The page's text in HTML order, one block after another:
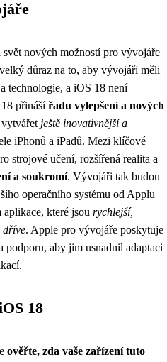
nových možností pro vývojáře
důraz na to, aby vývojáři měli
technologie, a iOS 18 není
přinášířadu vylepšení a nových
ještě inovativnější a
iPhonů a iPadů. Mezi klíčové
strojové učení, rozšířená realita a
a soukromí. Vývojáři tak budou
operačního systému od Applu
které jsou rychlejší,
dříve. Apple pro vývojáře poskytuje
podporu, aby jim usnadnil adaptaci
18
ověřte, zda vaše zařízení tuto